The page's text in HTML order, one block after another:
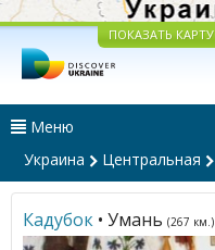
ПОКАЗАТЬ КАРТУ
Меню
Украина
Центральная
Кадубок • Умань (267 км.)